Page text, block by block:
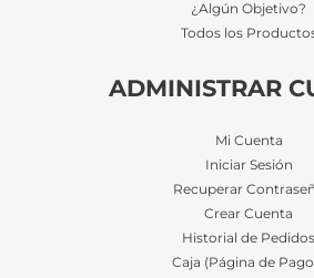
¿Algún Objetivo?
Todos los
ADMINISTRAR
Mi Cuenta
Iniciar Sesión
Recuperar
Crear Cuenta
Historial de Pedidos
Caja (Página de